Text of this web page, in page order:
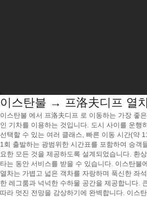
이스탄불 → 프洛夫디프 열
이스탄불 에서 프洛夫디프 로 이동하는 가장 좋
인 기차를 이용하는 것입니다. 도시 사이를 운행
선택할 수 있는 여러 클래스, 빠른 이동 시간(약
1회 출발하는 광범위한 시간표를 포함하여 승객
요한 모든 것을 제공하도록 설계되었습니다. 환
타는 동안 서비스를 받을 수 있습니다. 이스탄불
열차는 가볍고 넓은 객차를 자랑하며 푹신한 좌
한 레그룸과 넉넉한 수하물 공간을 제공합니다.
따라 멋진 전망을 감상하기에 완벽합니다. 이스